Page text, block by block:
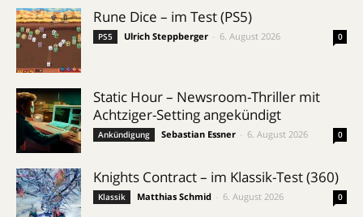
Rune Dice – im Test (PS5)
PS5 Ulrich Steppberger 6. August 2026 0
Static Hour – Newsroom-Thriller mit
Achtziger-Setting angekündigt
Ankündigung Sebastian Essner 6. August 2026 0
Knights Contract – im Klassik-Test (360)
Klassik Matthias Schmid 6. August 2026 0